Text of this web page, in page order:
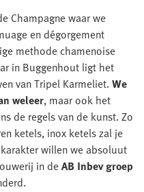
Champagne waar we
en dégorgement
methode chamenoise
in Buggenhout ligt het
van Tripel Karmeliet. We
weleer, maar ook het
de regels van de kunst. Zo
ketels, inox ketels zal je
willen we absoluut
in deAB Inbev groep